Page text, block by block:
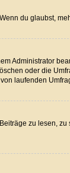
du glaubst,
Administrator
oder die
laufenden
zu lesen,